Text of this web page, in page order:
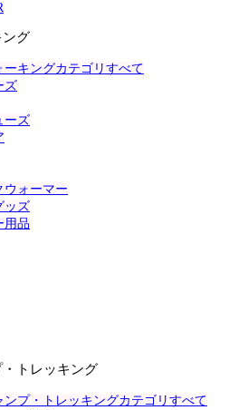
ング
ーキングカテゴリすべて
ズ
ーズ
ウォーマー
ッズ
用品
トレッキング
ンプ・トレッキングカテゴリすべて